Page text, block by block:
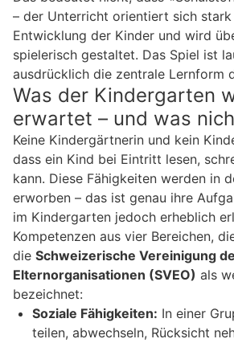
– der Unterricht orientiert sich
Entwicklung der Kinder und wird
spielerisch gestaltet. Das Spiel ist
ausdrücklich die zentrale Lernform
Was der Kindergarten
erwartet – und was
Keine Kindergärtnerin und kein
dass ein Kind bei Eintritt lesen,
kann. Diese Fähigkeiten werden in
erworben – das ist genau ihre
im Kindergarten jedoch erheblich
Kompetenzen aus vier Bereichen,
die Schweizerische Vereinigung
Elternorganisationen (SVEO) als
bezeichnet:
Soziale Fähigkeiten: In einer
teilen, abwechseln, Rücksicht